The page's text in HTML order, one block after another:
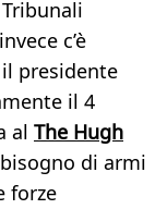
c’è
presidente
il 4
al The Hugh
di armi
forze